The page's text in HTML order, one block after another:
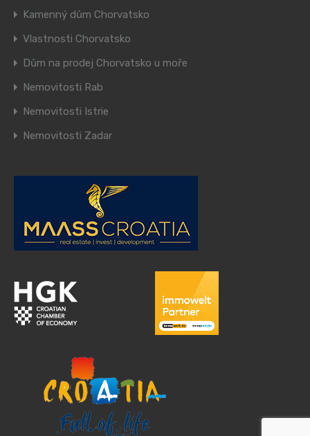
Kamenný dům Chorvatsko
Vlastnosti Chorvatsko
Dům na prodej Chorvatsko u moře
Nemovitosti Rab
Nemovitosti Istrie
Nemovitosti Zadar